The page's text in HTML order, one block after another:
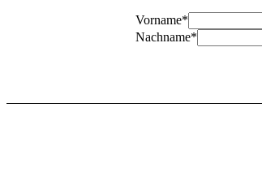
Vorname*
Nachname*